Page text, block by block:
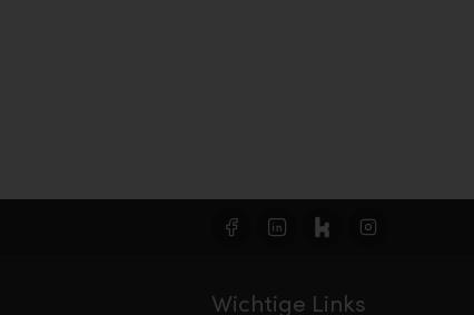
Wichtige Links